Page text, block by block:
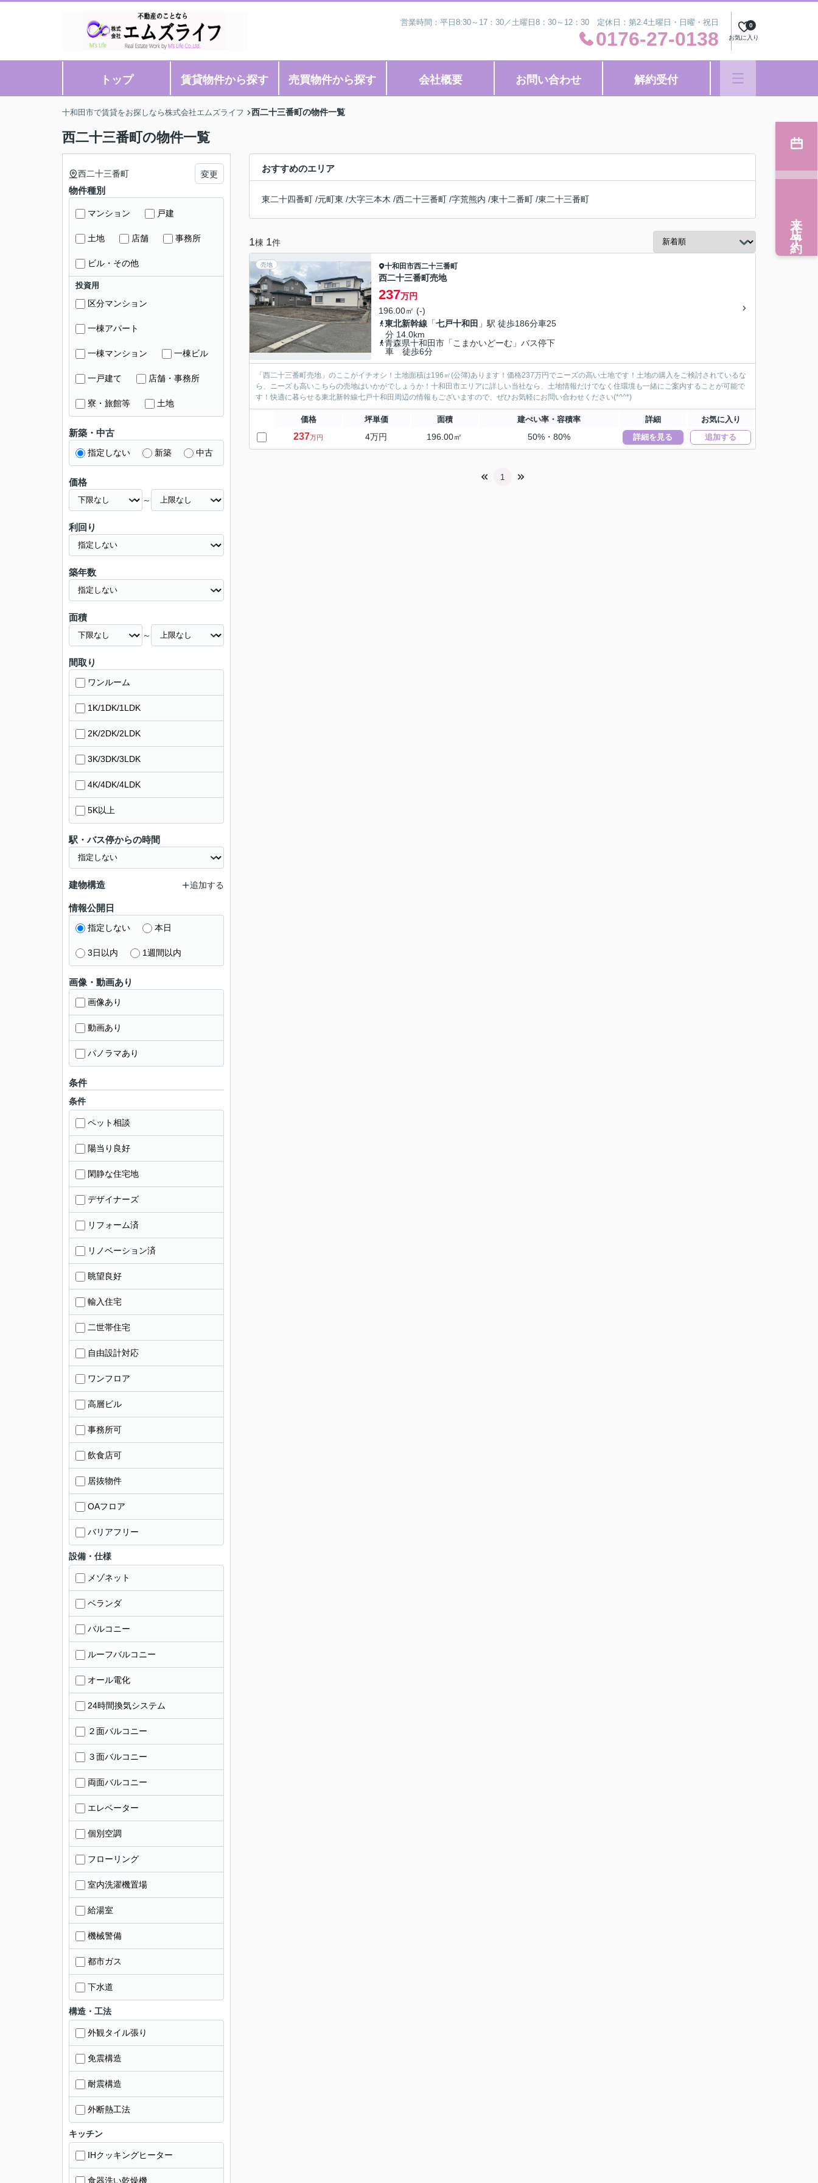
営業時間：平日8:30～17：30／土曜日8：30～12：30 定休日：第2.4土曜日・日曜・祝日
0176-27-0138 お気に入り
0
トップ 賃貸物件から探す 売買物件から探す 会社概要 お問い合わせ 解約受付
十和田市で賃貸をお探しなら株式会社エムズライフ 西二十三番町の物件一覧
西二十三番町の物件一覧
おすすめのエリア
東二十四番町 /元町東 /大字三本木 /西二十三番町 /字荒熊内 /東十二番町 /東二十三番町
1棟 1件
売地 十和田市西二十三番町
西二十三番町売地
237万円
196.00㎡ (-)
東北新幹線 「七戸十和田 」駅 徒歩186分車25
分 14.0km
青森県十和田市「こまかいどーむ」バス停下
車 徒歩6分
「西二十三番町売地」のここがイチオシ！土地面積は196㎡(公簿)あります！価格237万円でニーズの高い土地です！土地の購入をご検討されているな
ら、ニーズも高いこちらの売地はいかがでしょうか！十和田市エリアに詳しい当社なら、土地情報だけでなく住環境も一緒にご案内することが可能で
す！快適に暮らせる東北新幹線七戸十和田周辺の情報もございますので、ぜひお気軽にお問い合わせください(*^^*)
価格 坪単価 面積 建ぺい率・容積率 詳細 お気に入り
237万円 4万円 196.00㎡ 50%・80% 詳細を見る 追加する
1
西二十三番町 変更
物件種別
マンション 戸建
土地 店舗 事務所
ビル・その他
投資用
区分マンション
一棟アパート
一棟マンション 一棟ビル
一戸建て 店舗・事務所
寮・旅館等 土地
新築・中古
指定しない 新築 中古
価格
～
利回り
築年数
面積
～
間取り
ワンルーム
1K/1DK/1LDK
2K/2DK/2LDK
3K/3DK/3LDK
4K/4DK/4LDK
5K以上
駅・バス停からの時間
建物構造 追加する
情報公開日
指定しない 本日
3日以内 1週間以内
画像・動画あり
画像あり
動画あり
パノラマあり
条件
条件
ペット相談
陽当り良好
閑静な住宅地
デザイナーズ
リフォーム済
リノベーション済
眺望良好
輸入住宅
二世帯住宅
自由設計対応
ワンフロア
高層ビル
事務所可
飲食店可
居抜物件
OAフロア
バリアフリー
設備・仕様
メゾネット
ベランダ
バルコニー
ルーフバルコニー
オール電化
24時間換気システム
２面バルコニー
３面バルコニー
両面バルコニー
エレベーター
個別空調
フローリング
室内洗濯機置場
給湯室
機械警備
都市ガス
下水道
構造・工法
外観タイル張り
免震構造
耐震構造
外断熱工法
キッチン
IHクッキングヒーター
食器洗い乾燥機
来店予約